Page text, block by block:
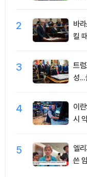
2
바
킬
3
트
성...
4
이
시
5
엘
쓴